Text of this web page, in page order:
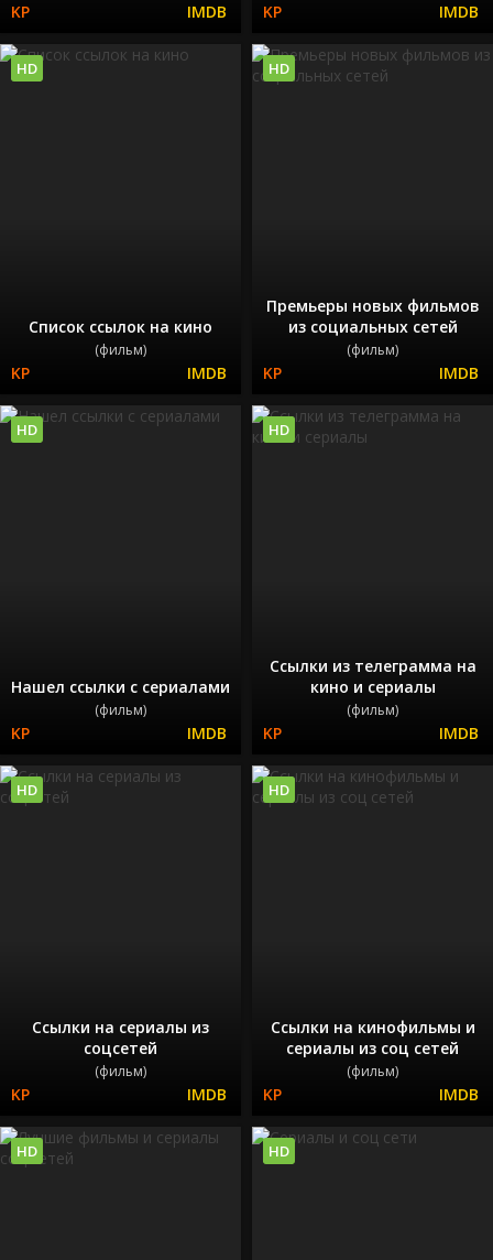
Список ссылок на кино
(фильм)
HD
Премьеры новых фильмов
из социальных сетей
(фильм)
HD
Нашел ссылки с сериалами
(фильм)
HD
Ссылки из телеграмма на
кино и сериалы
(фильм)
HD
Ссылки на сериалы из
соцсетей
(фильм)
HD
Ссылки на кинофильмы и
сериалы из соц сетей
(фильм)
HD
HD HD